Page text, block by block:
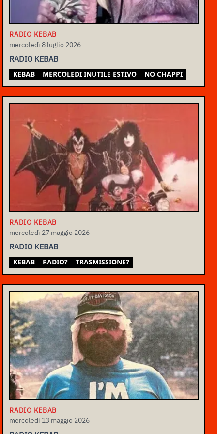
RADIO KEBAB
mercoledì 8 luglio 2026
RADIO KEBAB
KEBAB MERCOLEDI INUTILE ESTIVO NO CHAPPI
RADIO KEBAB
mercoledì 27 maggio 2026
RADIO KEBAB
KEBAB RADIO? TRASMISSIONE?
RADIO KEBAB
mercoledì 13 maggio 2026